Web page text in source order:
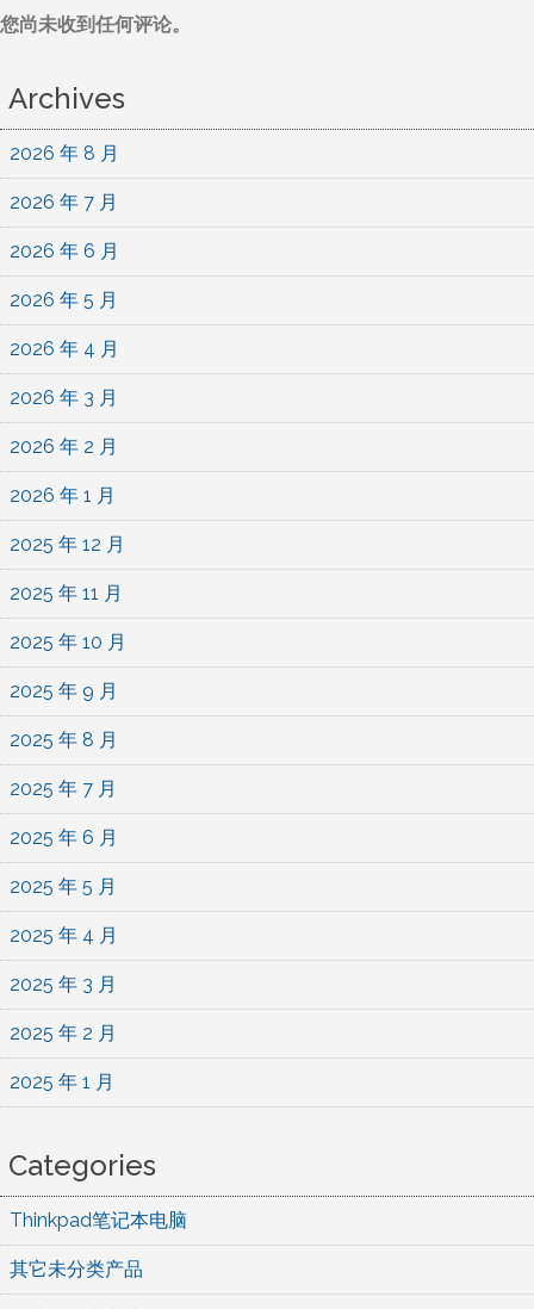
您尚未收到任何评论。
Archives
2026 年 8 月
2026 年 7 月
2026 年 6 月
2026 年 5 月
2026 年 4 月
2026 年 3 月
2026 年 2 月
2026 年 1 月
2025 年 12 月
2025 年 11 月
2025 年 10 月
2025 年 9 月
2025 年 8 月
2025 年 7 月
2025 年 6 月
2025 年 5 月
2025 年 4 月
2025 年 3 月
2025 年 2 月
2025 年 1 月
Categories
Thinkpad笔记本电脑
其它未分类产品